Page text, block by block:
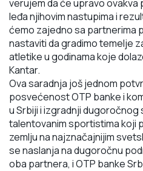
verujem da će upravo ovakva
leđa njihovimnastupima i
ćemo zajedno sa partnerima
nastaviti da gradimo temelje
atletike u godinama koje
Kantar.
Ova saradnja još jednom
posvećenost OTP banke i
u Srbiji i izgradnji
talentovanim sportistima koji
zemlju na najznačajnijim
se naslanja na dugoročnu
oba partnera, i OTP banke